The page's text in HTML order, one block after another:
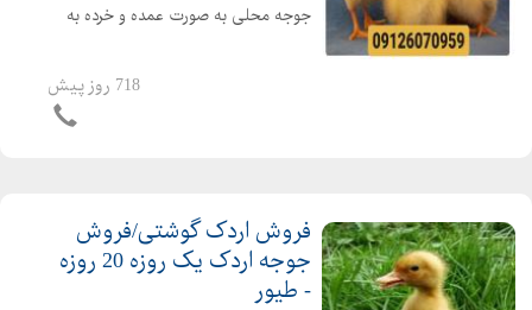
جوجه محلی به صورت عمده و خرده به
کیفیت فروش مرغ بومی یک روزه به
صورت عمده و خرده بهترین قیمت جوجه
718 روز پیش
فروش اردک گوشتی/فروش
جوجه اردک یک روزه 20 روزه
- طیور